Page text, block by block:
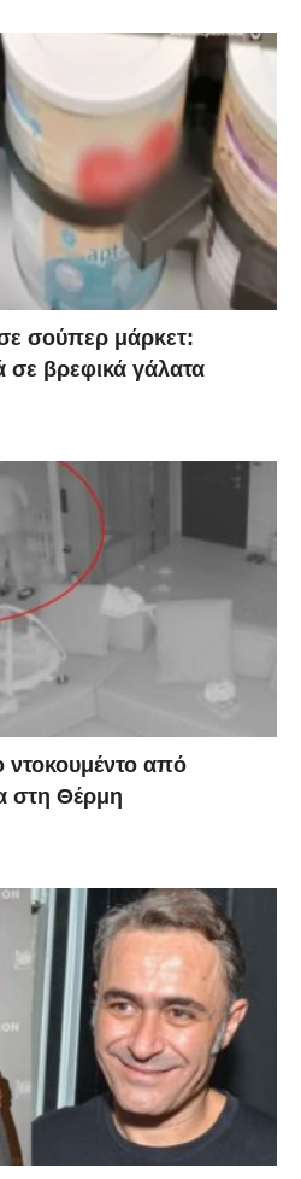
σούπερ μάρκετ:
σε βρεφικά γάλατα
ντοκουμέντο από
στη Θέρμη